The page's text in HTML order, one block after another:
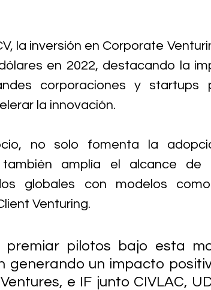
la inversión en Corporate
en 2022, destacando la
corporaciones y startups
la innovación.
no solo fomenta la
amplía el alcance de
globales con modelos
Venturing.
pilotos bajo esta
generando un impacto
e IF junto CIVLAC,